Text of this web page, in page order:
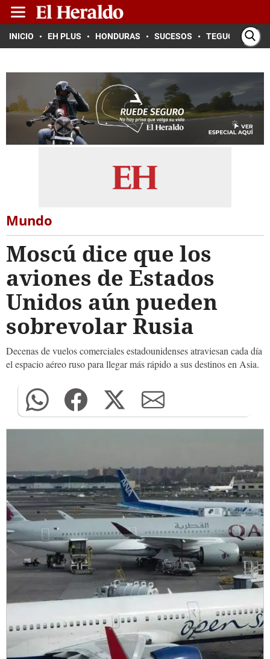
INICIO EH PLUS HONDURAS SUCESOS TEGUCIGALPA
Mundo
Moscú dice que los
aviones de Estados
Unidos aún pueden
sobrevolar Rusia
Decenas de vuelos comerciales estadounidenses atraviesan cada día
el espacio aéreo ruso para llegar más rápido a sus destinos en Asia.